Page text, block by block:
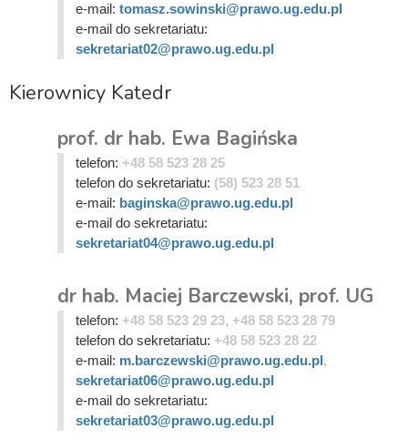
e-mail: tomasz.sowinski@prawo.ug.edu.pl
e-mail do sekretariatu:
sekretariat02@prawo.ug.edu.pl
Kierownicy Katedr
prof. dr hab. Ewa Bagińska
telefon: +48 58 523 28 25
telefon do sekretariatu: (58) 523 28 51
e-mail: baginska@prawo.ug.edu.pl
e-mail do sekretariatu:
sekretariat04@prawo.ug.edu.pl
dr hab. Maciej Barczewski, prof. UG
telefon: +48 58 523 29 23, +48 58 523 28 79
telefon do sekretariatu: +48 58 523 28 22
e-mail: m.barczewski@prawo.ug.edu.pl,
sekretariat06@prawo.ug.edu.pl
e-mail do sekretariatu:
sekretariat03@prawo.ug.edu.pl